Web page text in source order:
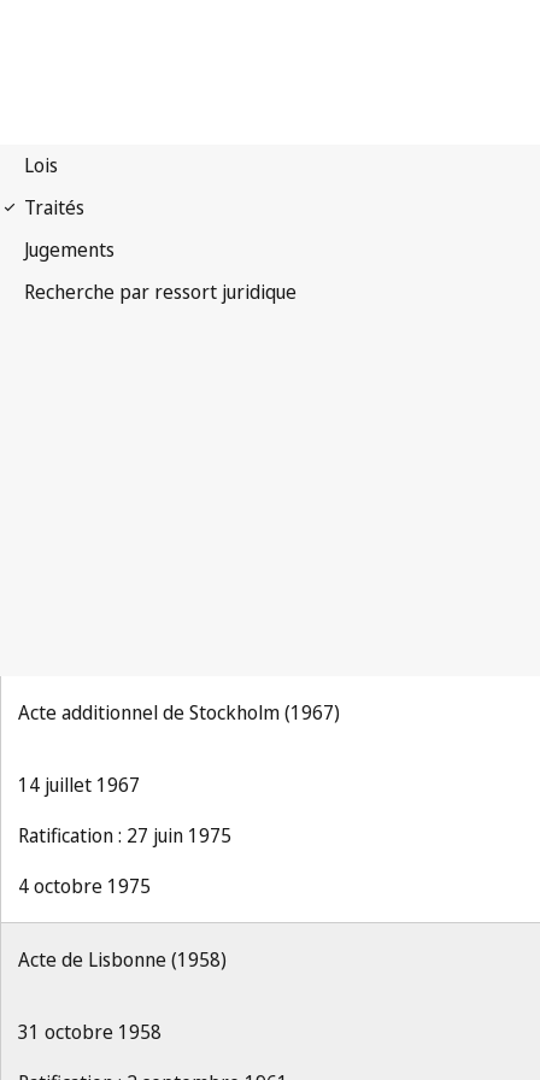
Acte additionnel de Stockholm (1967)
14 juillet 1967
Ratification : 27 juin 1975
4 octobre 1975
Acte de Lisbonne (1958)
31 octobre 1958